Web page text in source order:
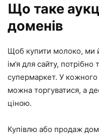
Що таке
доменів
Щоб купити молоко, ми
ім’я для сайту, потрібно
супермаркет. У кожного
можна торгуватися, а
ціною.
Купівлю або продаж